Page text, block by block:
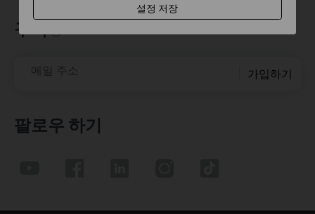
구독
메일 주소 가입하기
팔로우 하기
설정 저장